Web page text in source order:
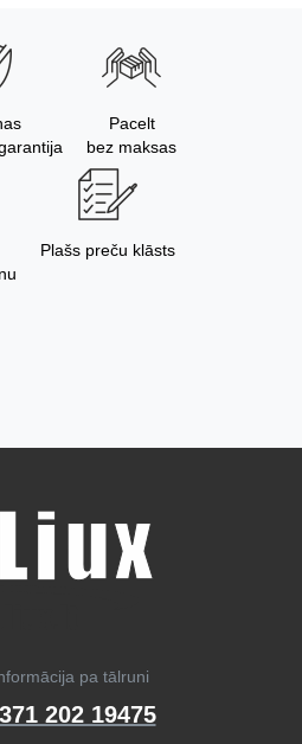
Pacelt
bez maksas
Plašs preču klāsts
pa tālruni
202 19475